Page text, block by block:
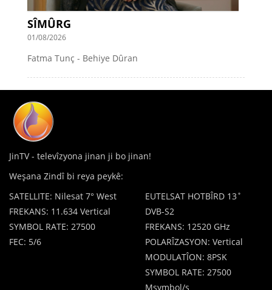
SÎMÛRG
01/08/2026
Fatma Tunç - Behiye Dûran
JinTV - televîzyona jinan ji bo jinan!
Weşana Zindî bi reya peykê:
SATELLITE: Nilesat 7° West
FREKANS: 11.634 Vertical
SYMBOL RATE: 27500
FEC: 5/6
EUTELSAT HOTBÎRD 13˚
DVB-S2
FREKANS: 12520 GHz
POLARÎZASYON: Vertical
MODULATÎON: 8PSK
SYMBOL RATE: 27500
Msymbol/s